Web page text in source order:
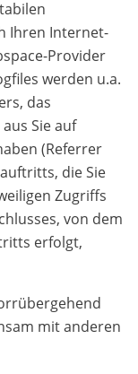
Ihren Internet-
Provider
werden u.a.
das
Sie auf
(Referrer
die Sie
Zugriffs
von dem
erfolgt,
mit anderen